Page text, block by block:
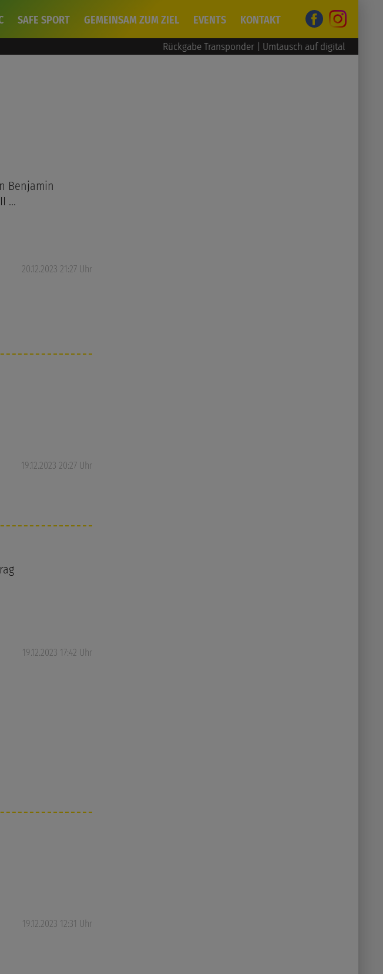
Benjamin
...
20.12.2023 21:27 Uhr
19.12.2023 20:27 Uhr
19.12.2023 17:42 Uhr
19.12.2023 12:31 Uhr
SAFE SPORT GEMEINSAM ZUM ZIEL EVENTS KONTAKT
Rückgabe Transponder | Umtausch auf digital